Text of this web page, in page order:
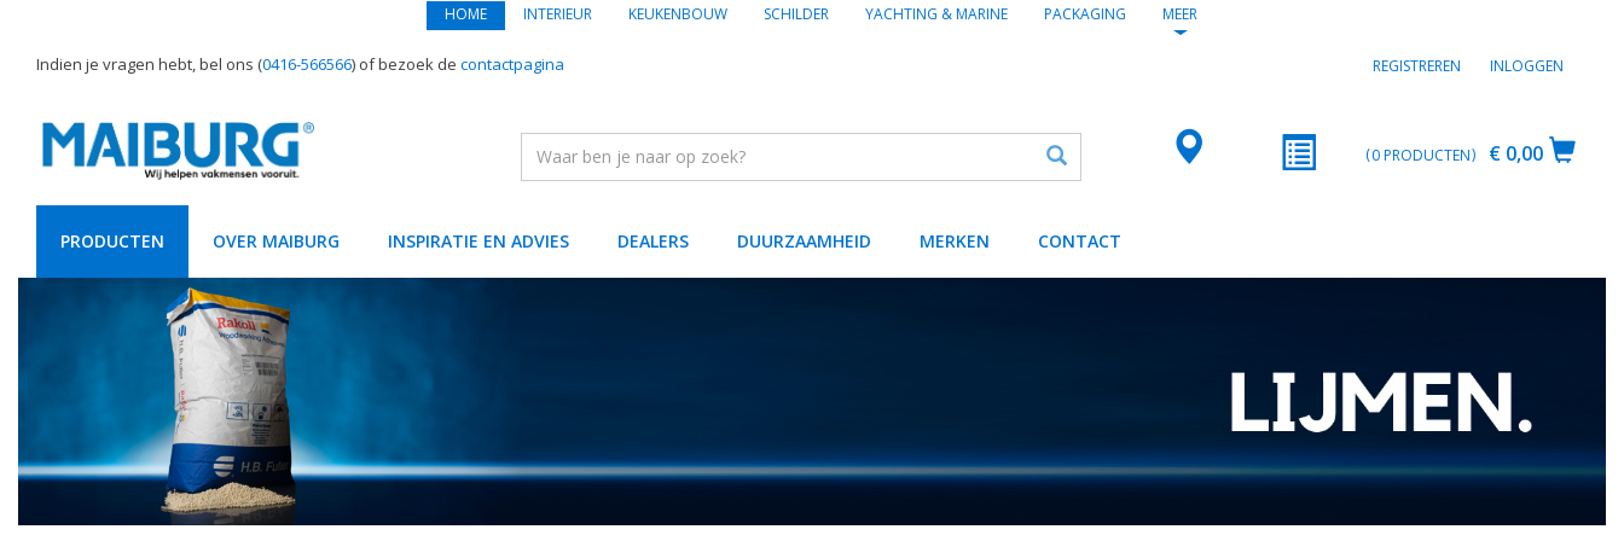
HOME INTERIEUR KEUKENBOUW SCHILDER YACHTING & MARINE PACKAGING MEER
Indien je vragen hebt, bel ons (0416-566566) of bezoek de contactpagina REGISTREREN INLOGGEN
€ 0,00
0PRODUCTEN
PRODUCTEN OVER MAIBURG INSPIRATIE EN ADVIES DEALERS DUURZAAMHEID MERKEN CONTACT